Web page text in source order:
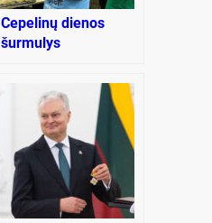
Cepelinų dienos
šurmulys